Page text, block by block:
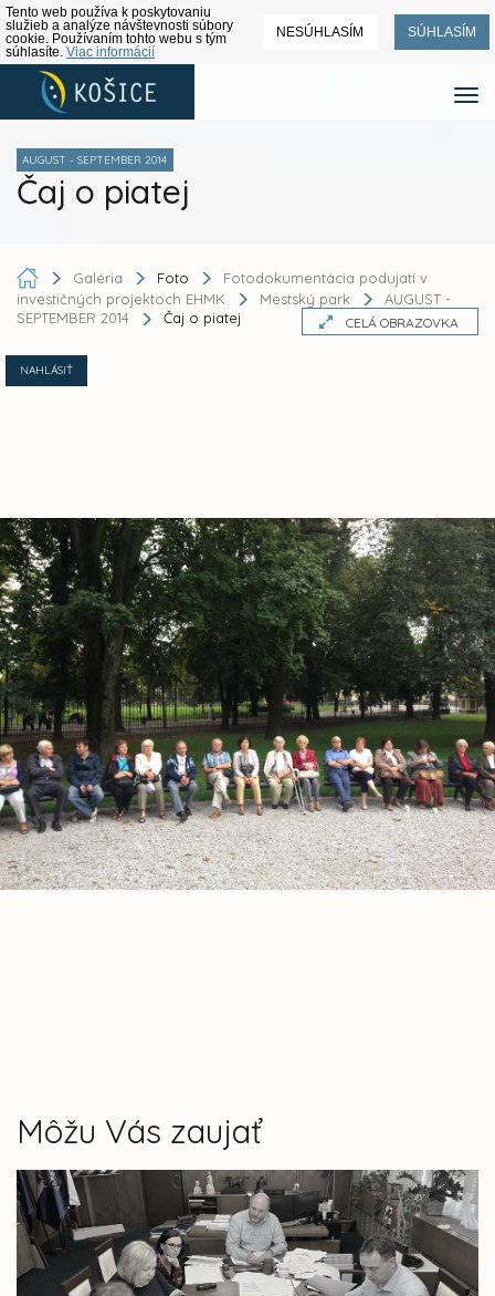
Tento web používa k poskytovaniu
služieb a analýze návštevnosti súbory
cookie. Používaním tohto webu s tým
súhlasíte. Viac informácií
NESÚHLASÍM SÚHLASÍM
AUGUST - SEPTEMBER 2014
Čaj o piatej
Galéria Foto
Fotodokumentácia podujatí v
investičných projektoch EHMK
Mestský park
AUGUST -
SEPTEMBER 2014
Čaj o piatej CELÁ OBRAZOVKA
NAHLÁSIŤ
Môžu Vás zaujať